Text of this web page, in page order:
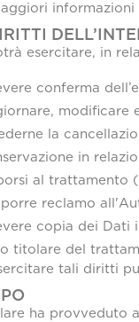
esercitare, in
conferma
la
in
al trattamento
reclamo
copia dei Dati
titolare del
tali diritti
ha provveduto